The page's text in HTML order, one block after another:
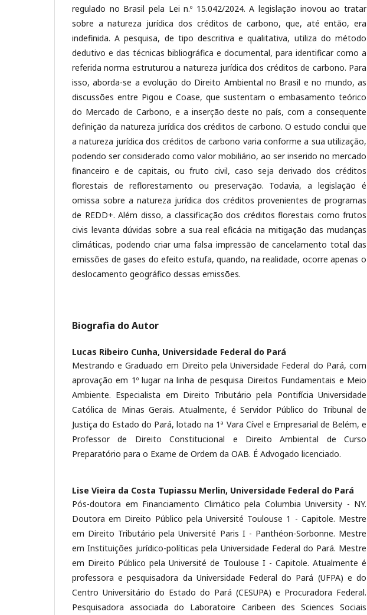
regulado no Brasil pela Lei n.º 15.042/2024. A legislação inovou ao tratar
sobre a natureza jurídica dos créditos de carbono, que, até então, era
indefinida. A pesquisa, de tipo descritiva e qualitativa, utiliza do método
dedutivo e das técnicas bibliográfica e documental, para identificar como a
referida norma estruturou a natureza jurídica dos créditos de carbono. Para
isso, aborda-se a evolução do Direito Ambiental no Brasil e no mundo, as
discussões entre Pigou e Coase, que sustentam o embasamento teórico
do Mercado de Carbono, e a inserção deste no país, com a consequente
definição da natureza jurídica dos créditos de carbono. O estudo conclui que
a natureza jurídica dos créditos de carbono varia conforme a sua utilização,
podendo ser considerado como valor mobiliário, ao ser inserido no mercado
financeiro e de capitais, ou fruto civil, caso seja derivado dos créditos
florestais de reflorestamento ou preservação. Todavia, a legislação é
omissa sobre a natureza jurídica dos créditos provenientes de programas
de REDD+. Além disso, a classificação dos créditos florestais como frutos
civis levanta dúvidas sobre a sua real eficácia na mitigação das mudanças
climáticas, podendo criar uma falsa impressão de cancelamento total das
emissões de gases do efeito estufa, quando, na realidade, ocorre apenas o
deslocamento geográfico dessas emissões.
Biografia do Autor
Lucas Ribeiro Cunha, Universidade Federal do Pará
Mestrando e Graduado em Direito pela Universidade Federal do Pará, com
aprovação em 1º lugar na linha de pesquisa Direitos Fundamentais e Meio
Ambiente. Especialista em Direito Tributário pela Pontifícia Universidade
Católica de Minas Gerais. Atualmente, é Servidor Público do Tribunal de
Justiça do Estado do Pará, lotado na 1ª Vara Cível e Empresarial de Belém, e
Professor de Direito Constitucional e Direito Ambiental de Curso
Preparatório para o Exame de Ordem da OAB. É Advogado licenciado.
Lise Vieira da Costa Tupiassu Merlin, Universidade Federal do Pará
Pós-doutora em Financiamento Climático pela Columbia University - NY.
Doutora em Direito Público pela Université Toulouse 1 - Capitole. Mestre
em Direito Tributário pela Université Paris I - Panthéon-Sorbonne. Mestre
em Instituições jurídico-políticas pela Universidade Federal do Pará. Mestre
em Direito Público pela Université de Toulouse I - Capitole. Atualmente é
professora e pesquisadora da Universidade Federal do Pará (UFPA) e do
Centro Universitário do Estado do Pará (CESUPA) e Procuradora Federal.
Pesquisadora associada do Laboratoire Caribeen des Sciences Sociais